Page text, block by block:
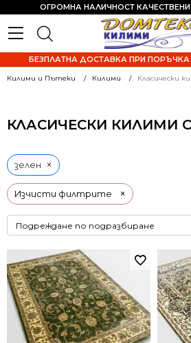
ОГРОМНА НАЛИЧНОСТ
БЕЗПЛАТНА ДОСТАВКА ПРИ ПОРЪЧКА
Килими и Пътеки Килими Класически
КЛАСИЧЕСКИ КИЛИМИ
Изчисти филтрите ×
зелен ×